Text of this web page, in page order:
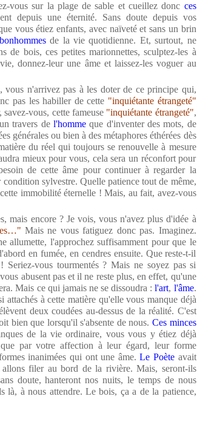
vous sur la plage de sable et cueillez donc ces
depuis une éternité. Sans doute depuis vos
vous étiez enfants, avec naïveté et sans un brin
de la vie quotidienne. Et, surtout, ne
de bois, ces petites marionnettes, sculptez-les à
donnez-leur une âme et laissez-les voguer au
n'arrivez pas à les doter de ce principe qui,
pas les habiller de cette "inquiétante étrangeté"
vous, cette fameuse "inquiétante étrangeté",
travers de l'hommeque d'inventer des mots, de
générales ou bien à des métaphores éthérées dès
du réel qui toujours se renouvelle à mesure
mieux pour vous, cela sera un réconfort pour
de cette âme pour continuer à regarder la
condition sylvestre. Quelle patience tout de même,
immobilité éternelle ! Mais, au fait, avez-vous
mais encore ? Je vois, vous n'avez plus d'idée à
Mais ne vous fatiguez donc pas. Imaginez.
allumette, l'approchez suffisamment pour que le
en fumée, en cendres ensuite. Que reste-t-il
Seriez-vous tourmentés ? Mais ne soyez pas si
abusent pas et il ne reste plus, en effet, qu'une
Mais ce qui jamais ne se dissoudra :l'art, l'âme.
attachés à cette matière qu'elle vous manque déjà
deux coudées au-dessus de la réalité. C'est
bien que lorsqu'il s'absente de nous. Ces minces
de la vie ordinaire, vous vous y étiez déjà
par votre affection à leur égard, leur forme
inanimées qui ont une âme.Le Poèteavait
filer au bord de la rivière. Mais, seront-ils
doute, hanteront nos nuits, le temps de nous
là, à nous attendre. Le bois, ça a de la patience,